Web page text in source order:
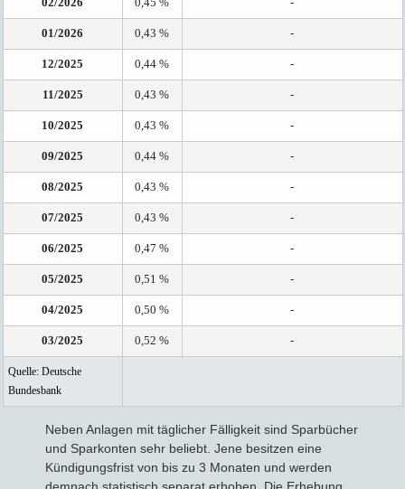
02/2026 0,45 % -
01/2026 0,43 % -
12/2025 0,44 % -
11/2025 0,43 % -
10/2025 0,43 % -
09/2025 0,44 % -
08/2025 0,43 % -
07/2025 0,43 % -
06/2025 0,47 % -
05/2025 0,51 % -
04/2025 0,50 % -
03/2025 0,52 % -
Quelle: Deutsche
Bundesbank
Neben Anlagen mit täglicher Fälligkeit sind Sparbücher
und Sparkonten sehr beliebt. Jene besitzen eine
Kündigungsfrist von bis zu 3 Monaten und werden